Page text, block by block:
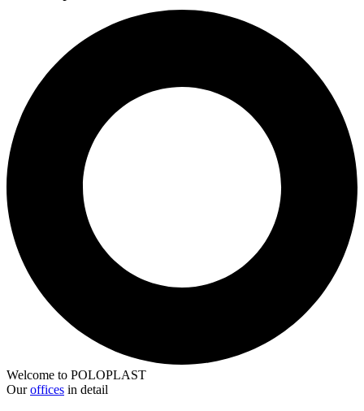
Welcome to POLOPLAST
Ouroffices in detail